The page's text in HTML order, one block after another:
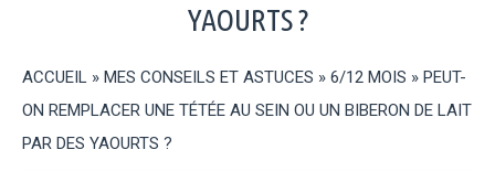
YAOURTS ?
ACCUEIL » MES CONSEILS ET ASTUCES » 6/12 MOIS » PEUT-
ON REMPLACER UNE TÉTÉE AU SEIN OU UN BIBERON DE LAIT
PAR DES YAOURTS ?